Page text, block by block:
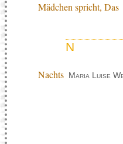
Mädchen spricht, Das
N
Nachts Maria Luise